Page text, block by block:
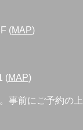
(MAP)
(MAP)
事前にご予約の上